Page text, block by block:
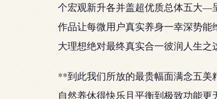
个宏观新升各并盖超优质总体五大—
作品让每微用户真实养身一幸深势
大理想绝对最终真实合一彼润人生之
**到此我们所放的最贵幅面满念五
自然养休得快乐且平衡到极致功能